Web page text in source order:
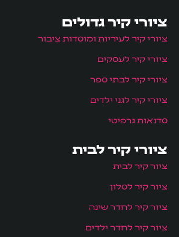
ציורי קיר גדולים
ציורי קיר לעיריות ומוסדות ציבור
ציורי קיר לעסקים
ציורי קיר לבתי ספר
ציורי קיר לגני ילדים
סדנאות גרפיטי
ציורי קיר לבית
ציור קיר לבית
ציור קיר לסלון
ציור קיר לחדר שינה
ציור קיר לחדר ילדים